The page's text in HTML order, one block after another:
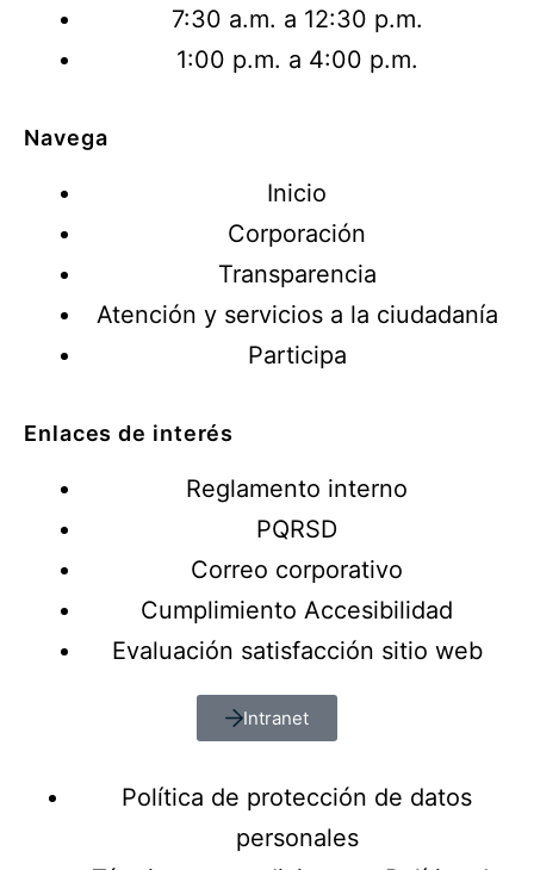
7:30 a.m. a 12:30 p.m.
1:00 p.m. a 4:00 p.m.
Navega
Inicio
Corporación
Transparencia
Atención y servicios a la ciudadanía
Participa
Enlaces de interés
Reglamento interno
PQRSD
Correo corporativo
Cumplimiento Accesibilidad
Evaluación satisfacción sitio web
Intranet
Política de protección de datos
personales